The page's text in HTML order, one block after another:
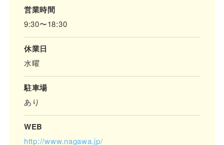
営業時間
9:30〜18:30
休業日
水曜
駐車場
あり
WEB
http://www.nagawa.jp/